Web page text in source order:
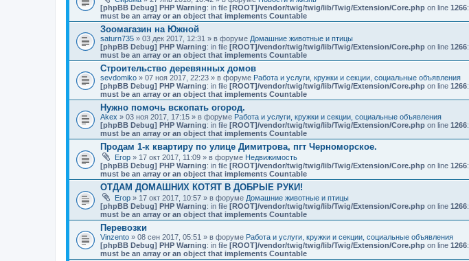
[phpBB Debug] PHP Warning: in file [ROOT]/vendor/twig/twig/lib/Twig/Extension/Core.php on line 1266:
must be an array or an object that implements Countable
Зоомагазин на Южной
saturn735 » 03 дек 2017, 12:31 » в форуме Домашние животные и птицы
[phpBB Debug] PHP Warning: in file [ROOT]/vendor/twig/twig/lib/Twig/Extension/Core.php on line 1266:
must be an array or an object that implements Countable
Строительство деревянных домов
sevdomiko » 07 ноя 2017, 22:23 » в форуме Работа и услуги, кружки и секции, социальные объявления
[phpBB Debug] PHP Warning: in file [ROOT]/vendor/twig/twig/lib/Twig/Extension/Core.php on line 1266:
must be an array or an object that implements Countable
Нужно помочь вскопать огород.
Akex » 03 ноя 2017, 17:15 » в форуме Работа и услуги, кружки и секции, социальные объявления
[phpBB Debug] PHP Warning: in file [ROOT]/vendor/twig/twig/lib/Twig/Extension/Core.php on line 1266:
must be an array or an object that implements Countable
Продам 1-к квартиру по улице Димитрова, пгт Черноморское.
Егор » 17 окт 2017, 11:09 » в форуме Недвижимость
[phpBB Debug] PHP Warning: in file [ROOT]/vendor/twig/twig/lib/Twig/Extension/Core.php on line 1266:
must be an array or an object that implements Countable
ОТДАМ ДОМАШНИХ КОТЯТ В ДОБРЫЕ РУКИ!
Егор » 17 окт 2017, 10:57 » в форуме Домашние животные и птицы
[phpBB Debug] PHP Warning: in file [ROOT]/vendor/twig/twig/lib/Twig/Extension/Core.php on line 1266:
must be an array or an object that implements Countable
Перевозки
Vinzento » 08 сен 2017, 05:51 » в форуме Работа и услуги, кружки и секции, социальные объявления
[phpBB Debug] PHP Warning: in file [ROOT]/vendor/twig/twig/lib/Twig/Extension/Core.php on line 1266:
must be an array or an object that implements Countable